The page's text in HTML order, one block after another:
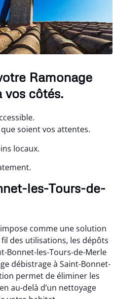
Ramonage
vos côtés.
soient vos attentes.
locaux.
les-Tours-de-
comme une solution
des utilisations, les dépôts
Bonnet-les-Tours-de-Merle
débistrage à Saint-Bonnet-
permet de éliminer les
au-delà d’un nettoyage